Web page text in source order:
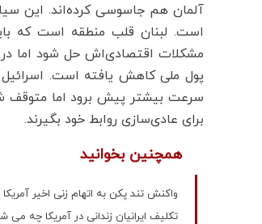
آلمان هم جاسوسی کرده‌اند. این
است. لبنان قلب منطقه است که
مشکلات اقتصادی‌اش حل شود اما
پول ملی کاهش یافته است.
سرعت بیشتر پیش برود اما متوقف
برای عادی‌سازی روابط خود بگیرند.
همچنین بخوانید
واکنش تند پکن به اتهام زنی اخیر آمریکا
تکلیف ایرانیان زندانی در آمریکا چه می